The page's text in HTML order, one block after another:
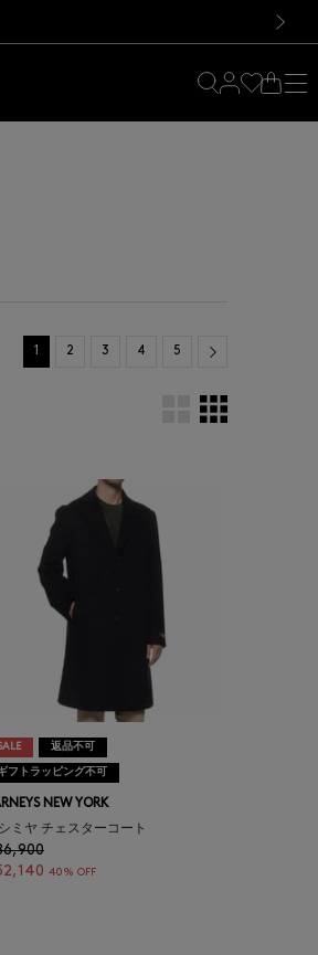
1 2 3 4 5 Next
返品不可
フトラッピング不可
NEW YORK
ミヤ チェスターコート
40% OFF